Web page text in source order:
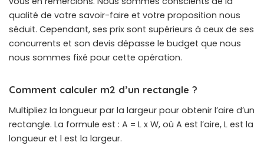
qualité de votre savoir-faire et votre proposition nous
séduit. Cependant, ses prix sont supérieurs à ceux de ses
concurrents et son devis dépasse le budget que nous
nous sommes fixé pour cette opération.
Comment calculer m2 d’un rectangle ?
Multipliez la longueur par la largeur pour obtenir l’aire d’un
rectangle. La formule est : A = L x W, où A est l’aire, L est la
longueur et l est la largeur.